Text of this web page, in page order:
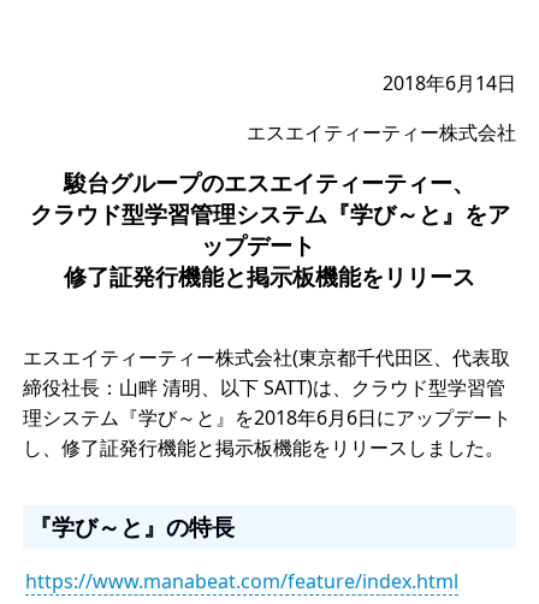
2018年6月14日
エスエイティーティー株式会社
駿台グループのエスエイティーティー、
クラウド型学習管理システム『学び～と』をア
ップデート
修了証発行機能と掲示板機能をリリース
エスエイティーティー株式会社(東京都千代田区、代表取
締役社長：山畔 清明、以下 SATT)は、クラウド型学習管
理システム『学び～と』を2018年6月6日にアップデート
し、修了証発行機能と掲示板機能をリリースしました。
『学び～と』の特長
https://www.manabeat.com/feature/index.html